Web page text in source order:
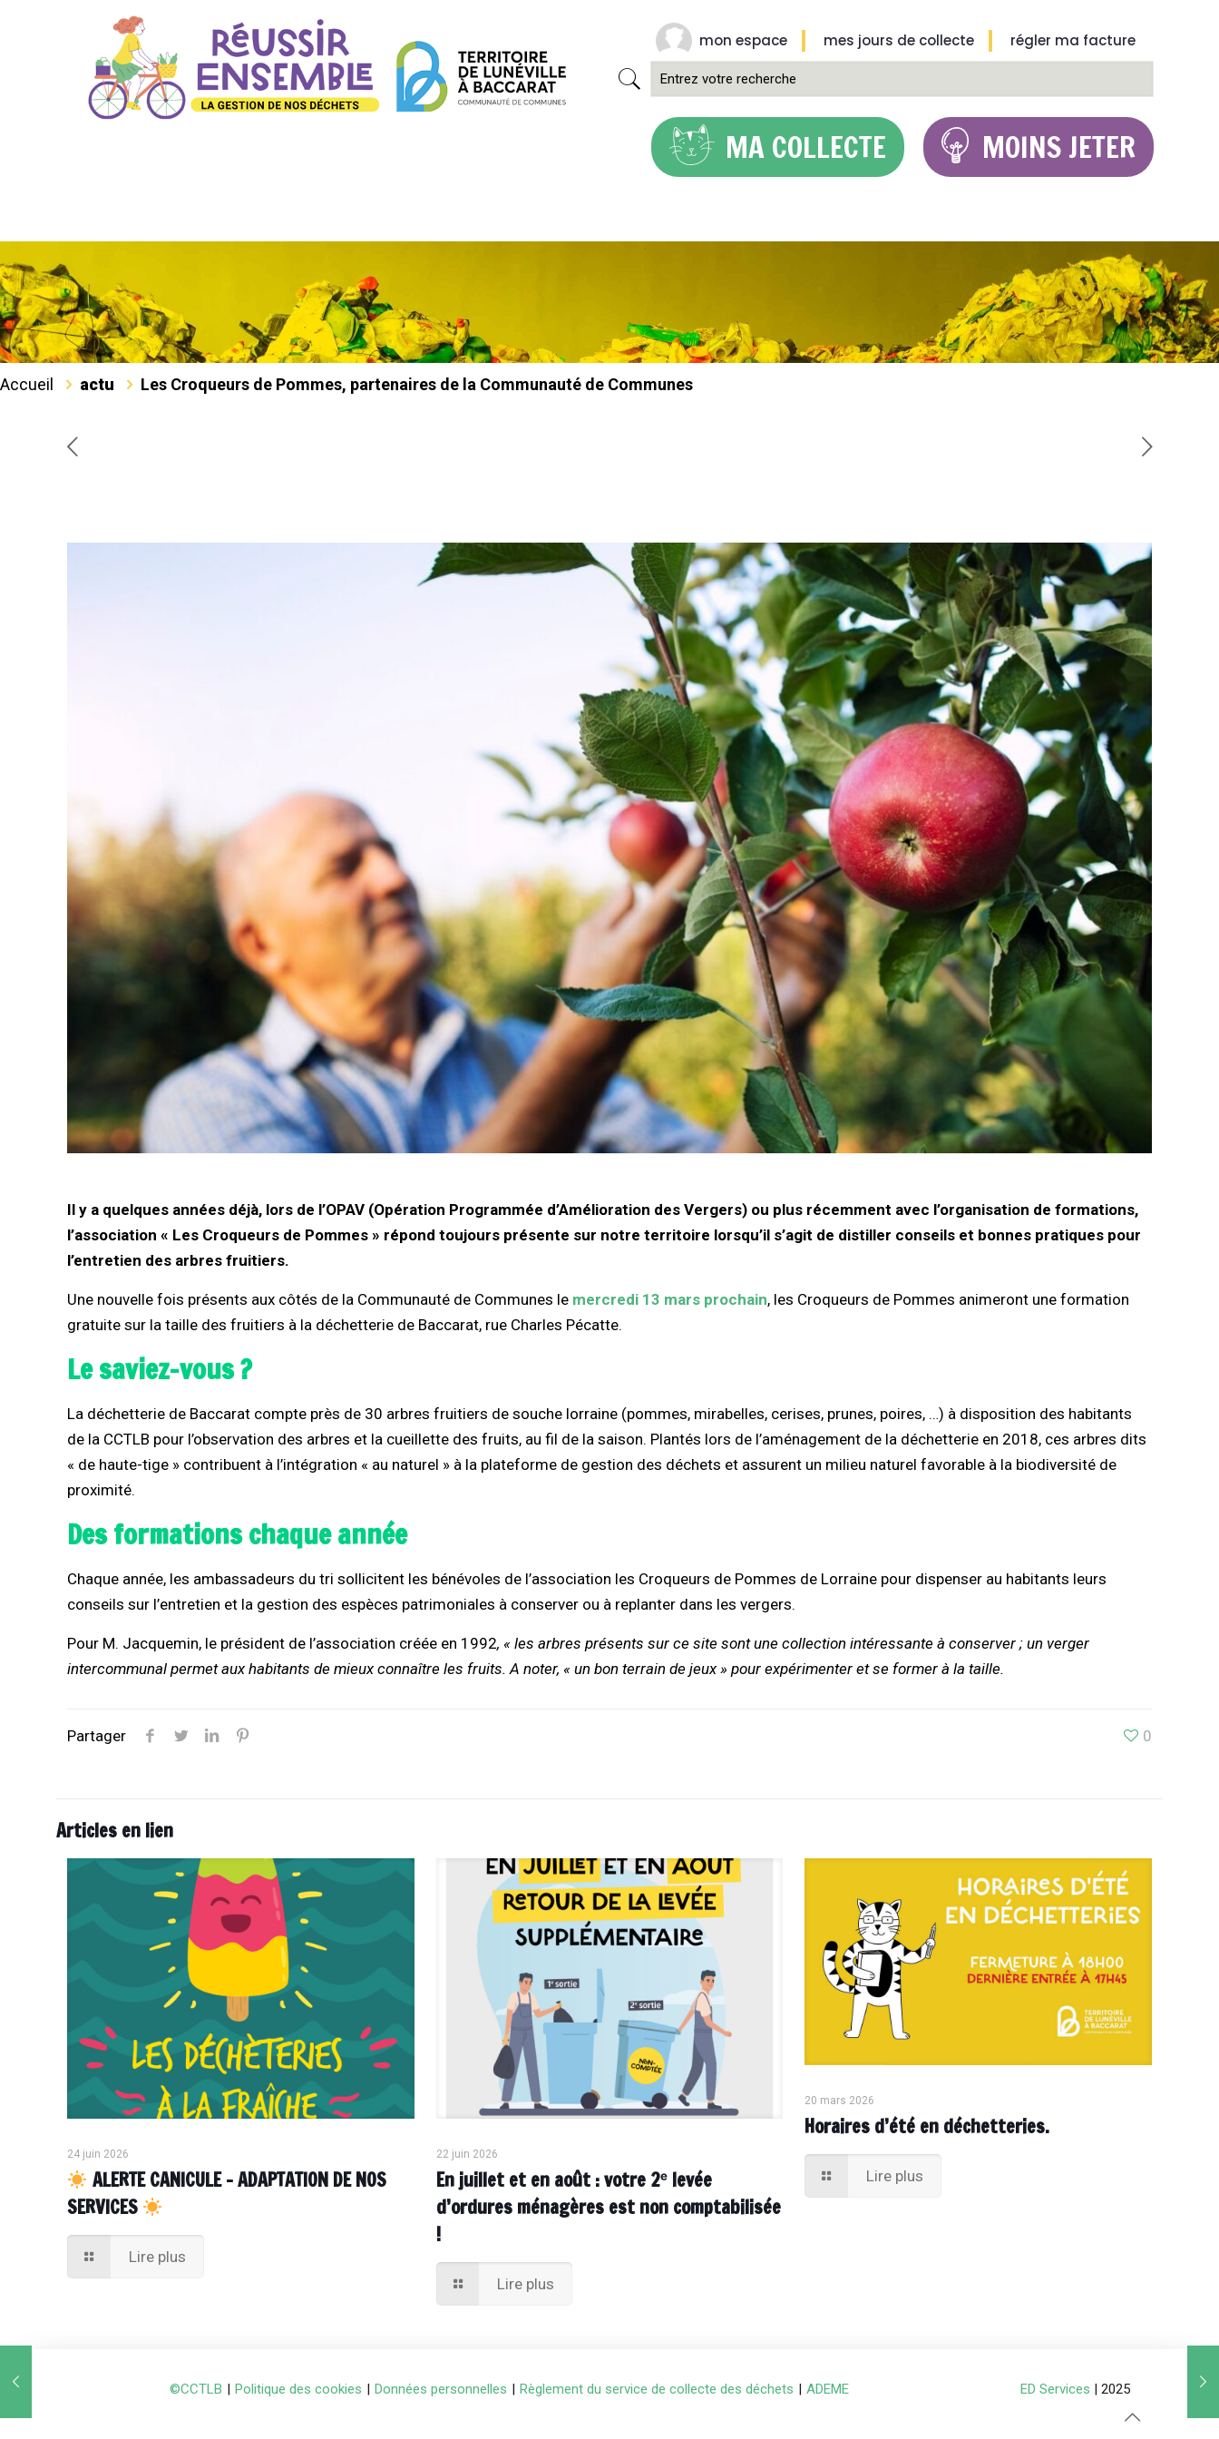
mon espace mes jours de collecte régler ma facture
MA COLLECTE MOINS JETER
Accueil actu Les Croqueurs de Pommes, partenaires de la Communauté de Communes
Il y a quelques années déjà, lors de l’OPAV (Opération Programmée d’Amélioration des Vergers) ou plus récemment avec l’organisation de formations,
l’association « Les Croqueurs de Pommes » répond toujours présente sur notre territoire lorsqu’il s’agit de distiller conseils et bonnes pratiques pour
l’entretien des arbres fruitiers.
Une nouvelle fois présents aux côtés de la Communauté de Communes le mercredi 13 mars prochain, les Croqueurs de Pommes animeront une formation
gratuite sur la taille des fruitiers à la déchetterie de Baccarat, rue Charles Pécatte.
Le saviez-vous ?
La déchetterie de Baccarat compte près de 30 arbres fruitiers de souche lorraine (pommes, mirabelles, cerises, prunes, poires, …) à disposition des habitants
de la CCTLB pour l’observation des arbres et la cueillette des fruits, au fil de la saison. Plantés lors de l’aménagement de la déchetterie en 2018, ces arbres dits
« de haute-tige » contribuent à l’intégration « au naturel » à la plateforme de gestion des déchets et assurent un milieu naturel favorable à la biodiversité de
proximité.
Des formations chaque année
Chaque année, les ambassadeurs du tri sollicitent les bénévoles de l’association les Croqueurs de Pommes de Lorraine pour dispenser au habitants leurs
conseils sur l’entretien et la gestion des espèces patrimoniales à conserver ou à replanter dans les vergers.
Pour M. Jacquemin, le président de l’association créée en 1992, « les arbres présents sur ce site sont une collection intéressante à conserver ; un verger
intercommunal permet aux habitants de mieux connaître les fruits. A noter, « un bon terrain de jeux » pour expérimenter et se former à la taille.
Partager 0
Articles en lien
24 juin 2026
ALERTE CANICULE – ADAPTATION DE NOS
SERVICES
Lire plus
22 juin 2026
En juillet et en août : votre 2ᵉ levée
d’ordures ménagères est non comptabilisée
!
Lire plus
20 mars 2026
Horaires d’été en déchetteries.
Lire plus
©CCTLB | Politique des cookies | Données personnelles | Règlement du service de collecte des déchets | ADEME ED Services | 2025